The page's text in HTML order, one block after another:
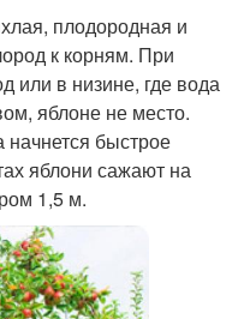
плодородная и
к корням. При
или в низине, где вода
яблоне не место.
начнется быстрое
яблони сажают на
1,5 м.